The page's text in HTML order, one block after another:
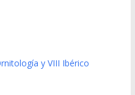
y VIII Ibérico